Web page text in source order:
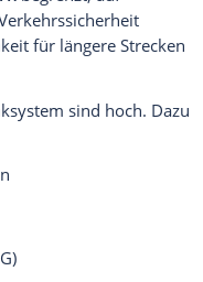
Inhalt von
auch wieder
Damit können
Datenschutzhinweisen.